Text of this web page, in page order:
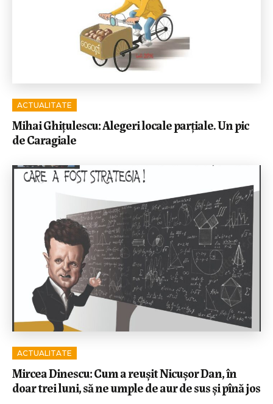
ACTUALITATE
Mihai Ghițulescu: Alegeri locale parțiale. Un pic
de Caragiale
ACTUALITATE
Mircea Dinescu: Cum a reușit Nicușor Dan, în
doar trei luni, să ne umple de aur de sus și pînă jos